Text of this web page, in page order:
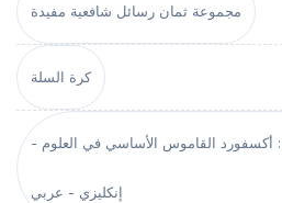
مجموعة ثمان رسائل شافعية مفيدة
كرة السلة
: أكسفورد القاموس الأساسي في العلوم -
إنكليزي - عربي